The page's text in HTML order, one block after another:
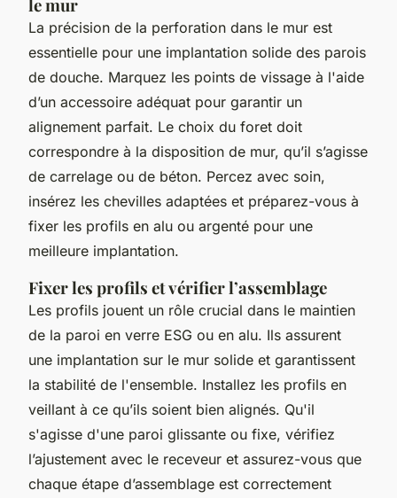
le mur
La précision de la perforation dans le mur est
essentielle pour une implantation solide des parois
de douche. Marquez les points de vissage à l'aide
d’un accessoire adéquat pour garantir un
alignement parfait. Le choix du foret doit
correspondre à la disposition de mur, qu’il s’agisse
de carrelage ou de béton. Percez avec soin,
insérez les chevilles adaptées et préparez-vous à
fixer les profils en alu ou argenté pour une
meilleure implantation.
Fixer les profils et vérifier l’assemblage
Les profils jouent un rôle crucial dans le maintien
de la paroi en verre ESG ou en alu. Ils assurent
une implantation sur le mur solide et garantissent
la stabilité de l'ensemble. Installez les profils en
veillant à ce qu’ils soient bien alignés. Qu'il
s'agisse d'une paroi glissante ou fixe, vérifiez
l’ajustement avec le receveur et assurez-vous que
chaque étape d’assemblage est correctement